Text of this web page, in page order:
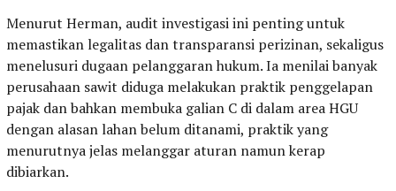
Menurut Herman, audit investigasi ini penting untuk
memastikan legalitas dan transparansi perizinan, sekaligus
menelusuri dugaan pelanggaran hukum. Ia menilai banyak
perusahaan sawit diduga melakukan praktik penggelapan
pajak dan bahkan membuka galian C di dalam area HGU
dengan alasan lahan belum ditanami, praktik yang
menurutnya jelas melanggar aturan namun kerap
dibiarkan.